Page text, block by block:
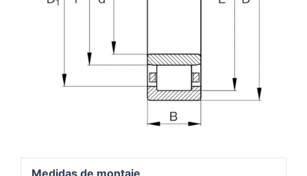
Medidas de montaje